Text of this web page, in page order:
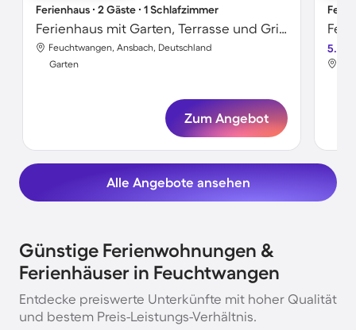
Ferienhaus ∙ 2 Gäste ∙ 1 Schlafzimmer
Ferienhaus mit Garten, Terrasse und Grill | Gartenblick
Feuchtwangen, Ansbach, Deutschland
Garten
Zum Angebot
5.0
Alle Angebote ansehen
Günstige Ferienwohnungen &
Ferienhäuser in Feuchtwangen
Entdecke preiswerte Unterkünfte mit hoher Qualität
und bestem Preis-Leistungs-Verhältnis.